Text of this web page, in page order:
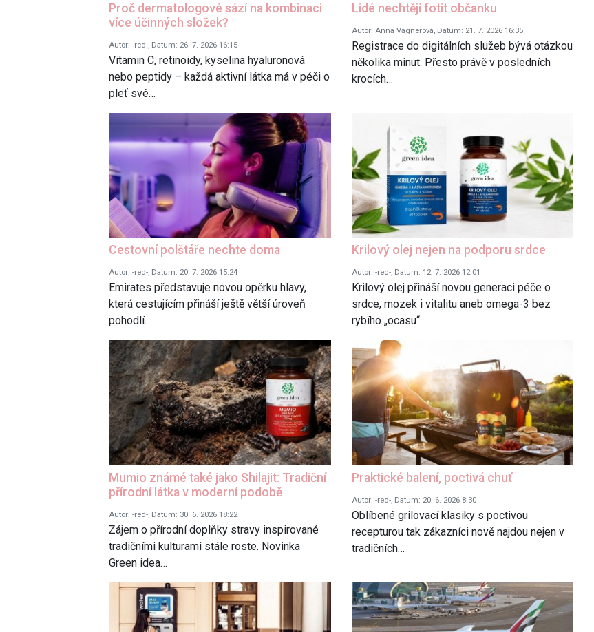
Proč dermatologové sází na kombinaci
více účinných složek?
Autor: -red-, Datum: 26. 7. 2026 16:15
Vitamin C, retinoidy, kyselina hyaluronová
nebo peptidy – každá aktivní látka má v péči o
pleť své…
Lidé nechtějí fotit občanku
Autor: Anna Vágnerová, Datum: 21. 7. 2026 16:35
Registrace do digitálních služeb bývá otázkou
několika minut. Přesto právě v posledních
krocích…
Cestovní polštáře nechte doma
Autor: -red-, Datum: 20. 7. 2026 15:24
Emirates představuje novou opěrku hlavy,
která cestujícím přináší ještě větší úroveň
pohodlí.
Krilový olej nejen na podporu srdce
Autor: -red-, Datum: 12. 7. 2026 12:01
Krilový olej přináší novou generaci péče o
srdce, mozek i vitalitu aneb omega-3 bez
rybího „ocasu“.
Mumio známé také jako Shilajit: Tradiční
přírodní látka v moderní podobě
Autor: -red-, Datum: 30. 6. 2026 18:22
Zájem o přírodní doplňky stravy inspirované
tradičními kulturami stále roste. Novinka
Green idea…
Praktické balení, poctivá chuť
Autor: -red-, Datum: 20. 6. 2026 8:30
Oblíbené grilovací klasiky s poctivou
recepturou tak zákazníci nově najdou nejen v
tradičních…